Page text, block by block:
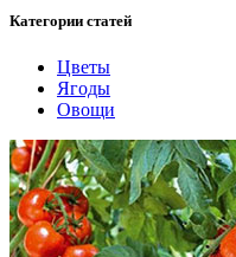
Категории статей
Цветы
Ягоды
Овощи